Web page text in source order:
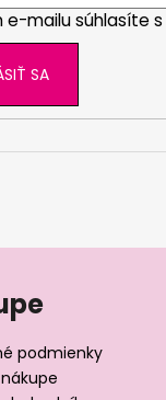
e-mailu súhlasíte s
SA
podmienky